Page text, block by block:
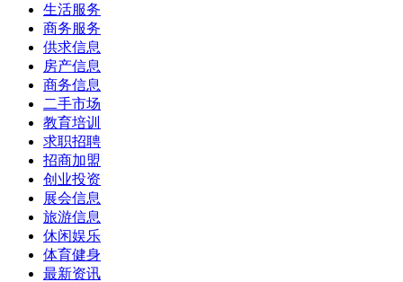
生活服务
商务服务
供求信息
房产信息
商务信息
二手市场
教育培训
求职招聘
招商加盟
创业投资
展会信息
旅游信息
休闲娱乐
体育健身
最新资讯